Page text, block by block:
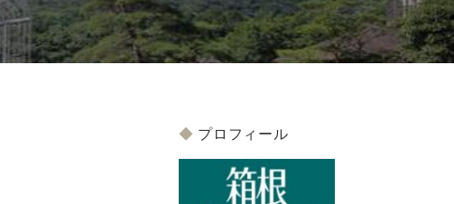
プロフィール